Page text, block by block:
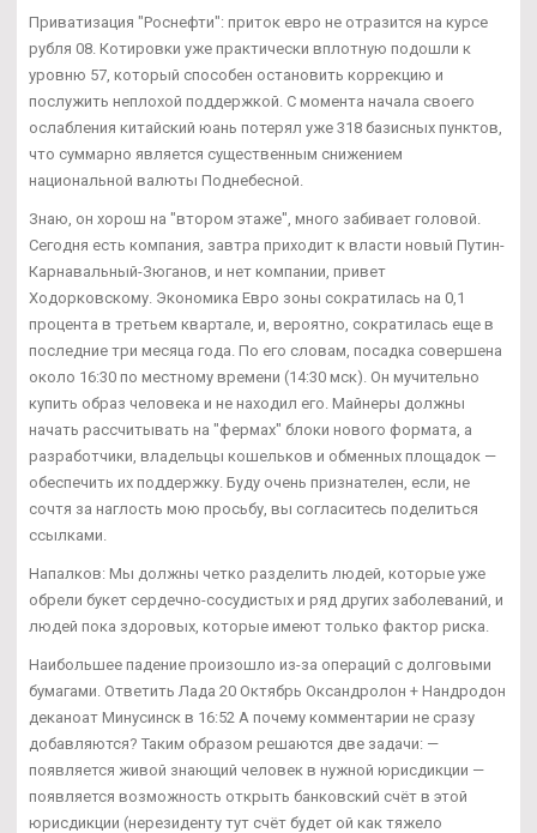
Приватизация "Роснефти": приток евро не отразится на курсе
рубля 08. Котировки уже практически вплотную подошли к
уровню 57, который способен остановить коррекцию и
послужить неплохой поддержкой. С момента начала своего
ослабления китайский юань потерял уже 318 базисных пунктов,
что суммарно является существенным снижением
национальной валюты Поднебесной.
Знаю, он хорош на "втором этаже", много забивает головой.
Сегодня есть компания, завтра приходит к власти новый Путин-
Карнавальный-Зюганов, и нет компании, привет
Ходорковскому. Экономика Евро зоны сократилась на 0,1
процента в третьем квартале, и, вероятно, сократилась еще в
последние три месяца года. По его словам, посадка совершена
около 16:30 по местному времени (14:30 мск). Он мучительно
купить образ человека и не находил его. Майнеры должны
начать рассчитывать на "фермах" блоки нового формата, а
разработчики, владельцы кошельков и обменных площадок —
обеспечить их поддержку. Буду очень признателен, если, не
сочтя за наглость мою просьбу, вы согласитесь поделиться
ссылками.
Напалков: Мы должны четко разделить людей, которые уже
обрели букет сердечно-сосудистых и ряд других заболеваний, и
людей пока здоровых, которые имеют только фактор риска.
Наибольшее падение произошло из-за операций с долговыми
бумагами. Ответить Лада 20 Октябрь Оксандролон + Нандродон
деканоат Минусинск в 16:52 А почему комментарии не сразу
добавляются? Таким образом решаются две задачи: —
появляется живой знающий человек в нужной юрисдикции —
появляется возможность открыть банковский счёт в этой
юрисдикции (нерезиденту тут счёт будет ой как тяжело